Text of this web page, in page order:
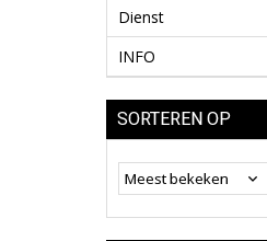
Dienst
INFO
SORTEREN OP